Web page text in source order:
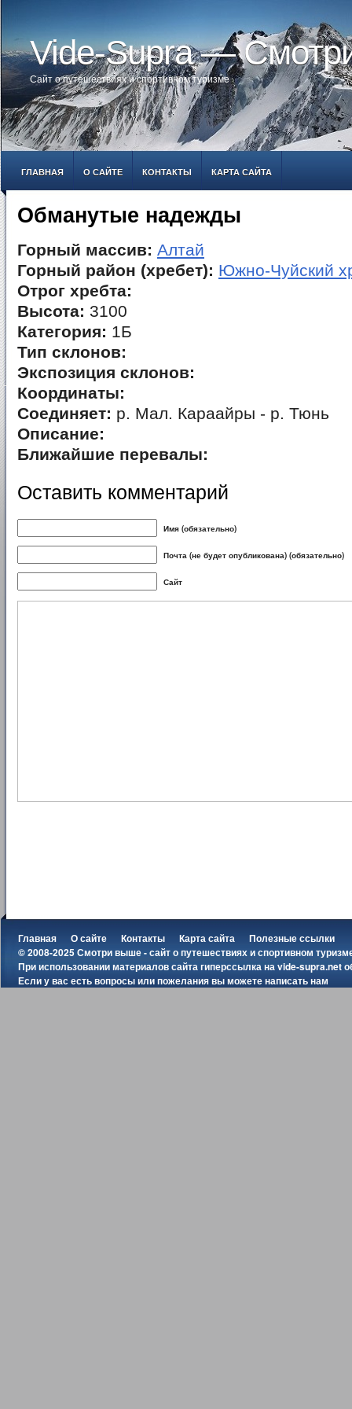
Vide-Supra —
Сайт о путешествиях и спортивном туризме
ГЛАВНАЯ О САЙТЕ КОНТАКТЫ КАРТА САЙТА
Обманутые надежды
Горный массив: Алтай
Горный район (хребет): Южно-Чуйский
Отрог хребта:
Высота: 3100
Категория: 1Б
Тип склонов:
Экспозиция склонов:
Координаты:
Соединяет: р. Мал. Караайры - р. Тюнь
Описание:
Ближайшие перевалы:
Оставить комментарий
Имя (обязательно)
Почта (не будет опубликована) (обязательно)
Сайт
Главная О сайте Контакты Карта сайта
Полезные ссылки
© 2008-2025 Смотри выше - сайт о путешествиях и спортивном
При использовании материалов сайта гиперссылка наvide-supra.net
Если у вас есть вопросы или пожелания вы можетенаписать нам